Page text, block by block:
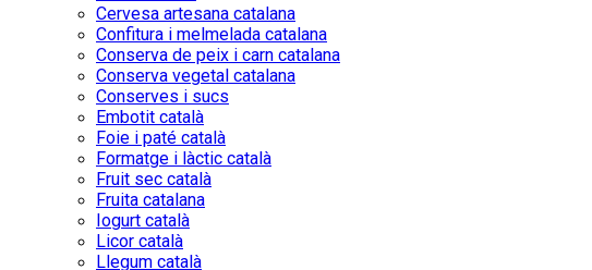
Cervesa artesana catalana
Confitura i melmelada catalana
Conserva de peix i carn catalana
Conserva vegetal catalana
Conserves i sucs
Embotit català
Foie i paté català
Formatge i làctic català
Fruit sec català
Fruita catalana
Iogurt català
Licor català
Llegum català